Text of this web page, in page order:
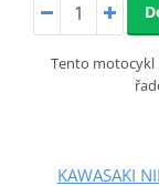
Tento
KAWASAKI